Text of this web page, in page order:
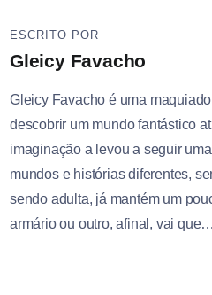
ESCRITO POR
Gleicy Favacho
Gleicy Favacho é uma
descobrir um mundo fantástico
imaginação a levou a seguir
mundos e histórias diferentes,
sendo adulta, já mantém um
armário ou outro, afinal, vai